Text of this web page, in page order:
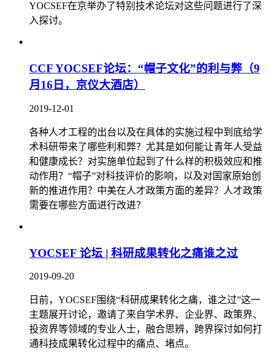
YOCSEF在京举办了特别技术论坛对这些问题进行了深
入探讨。
CCF YOCSEF论坛：“帽子文化”的利与弊（9
月16日，京仪大酒店）
2019-12-01
各种人才工程的出台以及在具体的实施过程中到底给学
术科研带来了哪些利和弊？尤其是如何能让青年人受益
和健康成长？对实施单位起到了什么样的积极效应和推
动作用？“帽子”对科技评价的影响，以及对国家原始创
新的推进作用？中美在人才政策方面的差异？人才政策
需要在哪些方面进行改进？
YOCSEF 论坛 | 科研成果转化之痛谁之过
2019-09-20
日前，YOCSEF围绕“科研成果转化之痛，谁之过”这一
主题展开讨论，邀请了来自学术界、企业界、政策界、
投资界等领域的专业人士，融合思辨，跨界探讨如何打
通科技成果转化过程中的痛点、堵点。